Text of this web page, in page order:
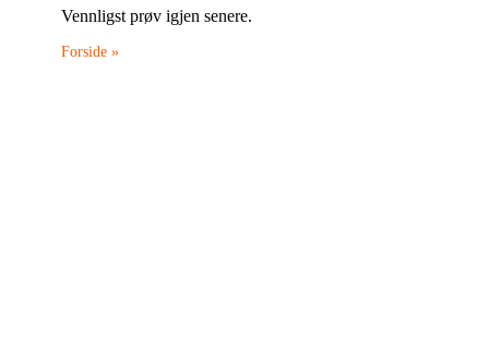
Vennligst prøv igjen senere.
Forside »